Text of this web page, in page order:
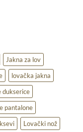
Jakna za lov
lovačka jakna
dukserice
pantalone
Lovački nož